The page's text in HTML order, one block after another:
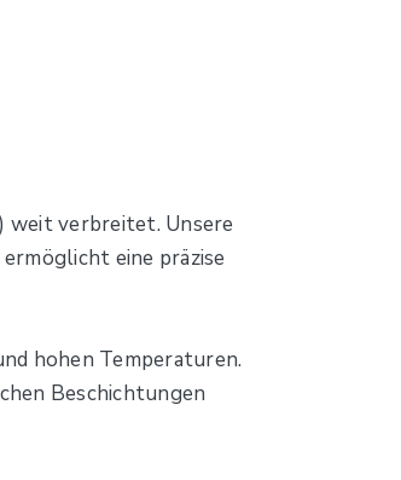
weit verbreitet. Unsere
eine präzise
hohen Temperaturen.
Beschichtungen